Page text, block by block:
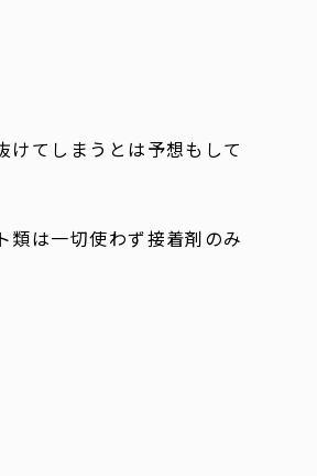
けてしまうとは予想もして
類は一切使わず接着剤のみ